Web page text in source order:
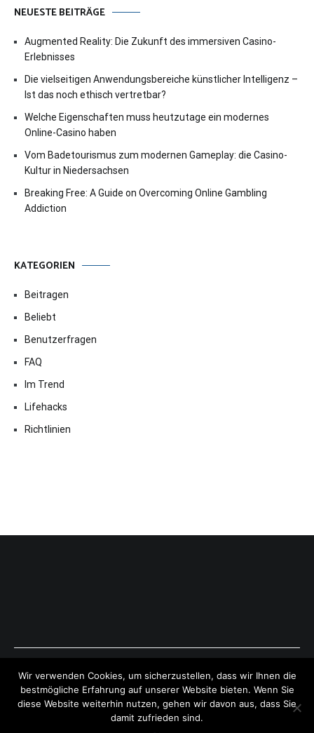
NEUESTE BEITRÄGE
Augmented Reality: Die Zukunft des immersiven Casino-
Erlebnisses
Die vielseitigen Anwendungsbereiche künstlicher Intelligenz –
Ist das noch ethisch vertretbar?
Welche Eigenschaften muss heutzutage ein modernes
Online-Casino haben
Vom Badetourismus zum modernen Gameplay: die Casino-
Kultur in Niedersachsen
Breaking Free: A Guide on Overcoming Online Gambling
Addiction
KATEGORIEN
Beitragen
Beliebt
Benutzerfragen
FAQ
Im Trend
Lifehacks
Richtlinien
Copyright © 2026ExpressAntworten.com . All rights reserved.
Theme:Cenote by ThemeGrill. Powered byWordPress .
Wir verwenden Cookies, um sicherzustellen, dass wir Ihnen die
bestmögliche Erfahrung auf unserer Website bieten. Wenn Sie
diese Website weiterhin nutzen, gehen wir davon aus, dass Sie
damit zufrieden sind.